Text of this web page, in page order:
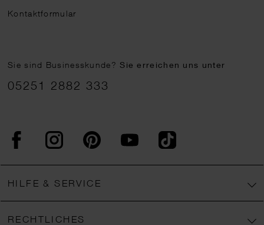
Kontaktformular
Sie sind Businesskunde?Sie erreichen uns unter
05251 2882 333
FacebookInstagram PinterestYouTubeTikTok
HILFE & SERVICE
RECHTLICHES